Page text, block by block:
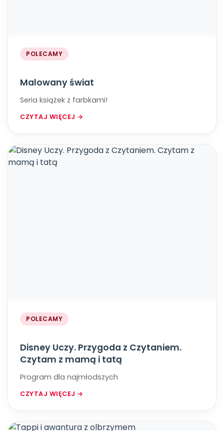
POLECAMY
Malowany świat
Seria książek z farbkami!
CZYTAJ WIĘCEJ →
POLECAMY
Disney Uczy. Przygoda z Czytaniem.
Czytam z mamą i tatą
Program dla najmłodszych
CZYTAJ WIĘCEJ →